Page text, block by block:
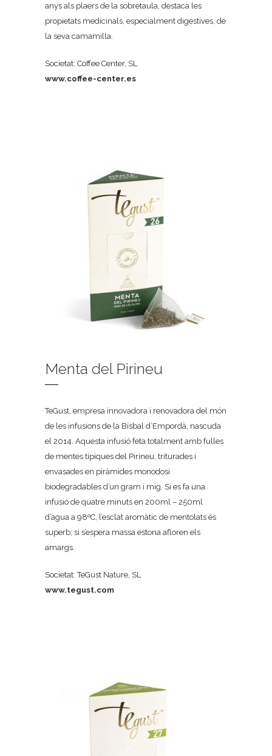
anys als plaers de la sobretaula, destaca les
propietats medicinals, especialment digestives, de
la seva camamilla.
Societat: Coffee Center, SL
www.coffee-center.es
Menta del Pirineu
TeGust, empresa innovadora i renovadora del món
de les infusions de la Bisbal d’Empordà, nascuda
el 2014. Aquesta infusió feta totalment amb fulles
de mentes típiques del Pirineu, triturades i
envasades en piràmides monodosi
biodegradables d’un gram i mig. Si es fa una
infusió de quatre minuts en 200ml – 250ml
d’agua a 98ºC, l’esclat aromàtic de mentolats és
superb; si s’espera massa estona afloren els
amargs.
Societat: TeGust Nature, SL
www.tegust.com